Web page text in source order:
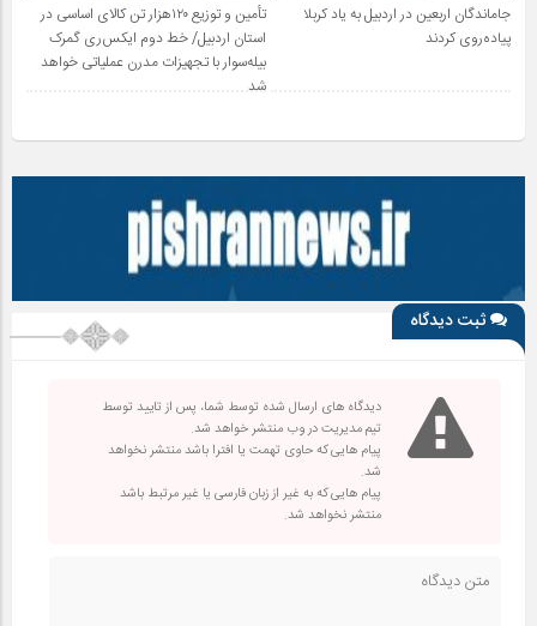
جاماندگان اربعین در اردبیل به یاد کربلا
پیاده‌روی کردند
تأمین و توزیع ۱۲۰هزار تن کالای اساسی در
استان اردبیل/ خط دوم ایکس‌ری گمرک
بیله‌سوار با تجهیزات مدرن عملیاتی خواهد
شد
ثبت دیدگاه
دیدگاه های ارسال شده توسط شما، پس از تایید توسط
تیم مدیریت در وب منتشر خواهد شد.
پیام هایی که حاوی تهمت یا افترا باشد منتشر نخواهد
شد.
پیام هایی که به غیر از زبان فارسی یا غیر مرتبط باشد
منتشر نخواهد شد.